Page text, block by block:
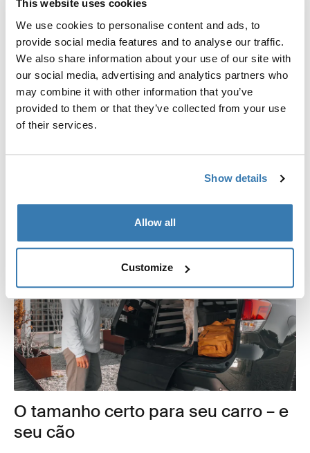
This website uses cookies
We use cookies to personalise content and ads, to
provide social media features and to analyse our traffic.
We also share information about your use of our site with
our social media, advertising and analytics partners who
may combine it with other information that you’ve
provided to them or that they’ve collected from your use
of their services.
Show details
Allow all
Customize
Segura e durável
A Thule Allax oferece proteção avançada e conforto
para seu cão. Ela foi submetida a testes de impacto
pela frente, pela traseira e em um cenário de
deformação e uma escotilha de escape, tudo isso para
O tamanho certo para seu carro – e
seu cão